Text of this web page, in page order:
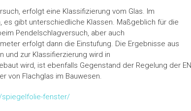
erfolgt eine Klassifizierung vom Glas. Im
es gibt unterschiedliche Klassen. Maßgeblich für die
Pendelschlagversuch, aber auch
erfolgt dann die Einstufung. Die Ergebnisse aus
und zur Klassifierzierung wird in
wird, ist ebenfalls Gegenstand der Regelung der EN
von Flachglas im Bauwesen.
spiegelfolie-fenster/